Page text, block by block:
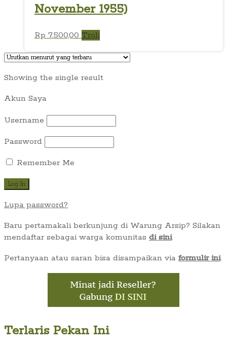
November 1955)
Rp7.500,00 Troli
Showing the single result
Akun Saya
Username
Password
Remember Me
Lupa password?
Baru pertamakali berkunjung di Warung Arsip? Silakan
mendaftar sebagai warga komunitas di sini.
Pertanyaan atau saran bisa disampaikan via formulir ini.
Terlaris Pekan Ini